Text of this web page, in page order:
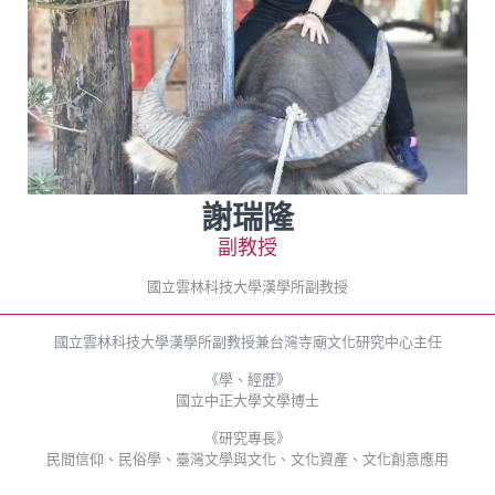
謝瑞隆
副教授
國立雲林科技大學漢學所副教授
國立雲林科技大學漢學所副教授兼台灣寺廟文化研究中心主任
《學、經歷》
國立中正大學文學博士
《研究專長》
民間信仰、民俗學、臺灣文學與文化、文化資產、文化創意應用